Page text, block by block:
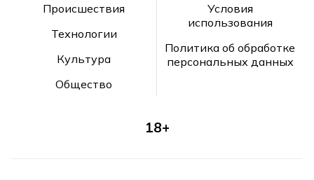
Происшествия
Технологии
Культура
Общество
Условия
использования
Политика об обработке
персональных данных
18+